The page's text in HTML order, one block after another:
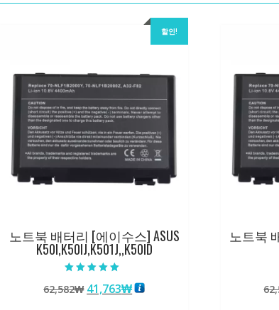
할인!
노트북 배터리 [에이수스] ASUS
K50I,K50IJ,K501J,,K50ID
5.00
로 평가됨
62,582₩ 원
41,763₩현
노트북